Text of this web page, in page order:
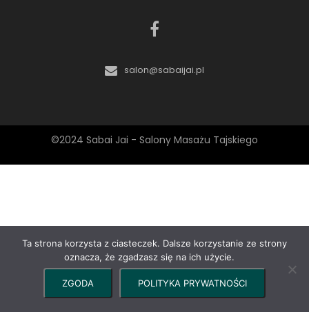
salon@sabaijai.pl
©2024 Sabai Jai - Salony Masażu Tajskiego
Ta strona korzysta z ciasteczek. Dalsze korzystanie ze strony
oznacza, że zgadzasz się na ich użycie.
ZGODA POLITYKA PRYWATNOŚCI